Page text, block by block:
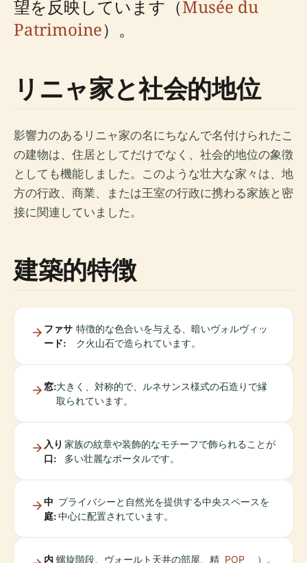
望を反映しています（Musée du
Patrimoine）。
リニャ家と社会的地位
影響力のあるリニャ家の名にちなんで名付けられたこ
の建物は、住居としてだけでなく、社会的地位の象徴
としても機能しました。このような壮大な家々は、地
方の行政、商業、または王室の行政に携わる家族と密
接に関連していました。
建築的特徴
ファサ
ード:
特徴的な色合いを与える、暗いヴォルヴィッ
ク火山石で造られています。
窓:大きく、対称的で、ルネサンス様式の石造りで縁
取られています。
入り
口:
家族の紋章や装飾的なモチーフで飾られることが
多い壮麗なポータルです。
中
庭:
プライバシーと自然光を提供する中央スペースを
中心に配置されています。
内 螺旋階段、ヴォールト天井の部屋、精 POP
）。